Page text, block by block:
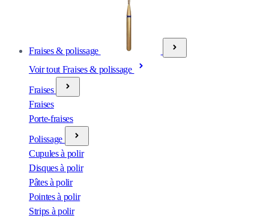
Fraises & polissage
Voir tout Fraises & polissage
Fraises
Fraises
Porte-fraises
Polissage
Cupules à polir
Disques à polir
Pâtes à polir
Pointes à polir
Strips à polir